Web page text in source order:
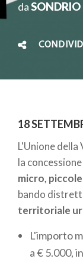
daSONDRIO
CONDIVIDI
18
L'Unione della
la
micro,
bando
territoriale
L'importo
a € 5.000,